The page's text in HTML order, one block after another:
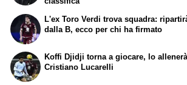
L'ex Toro Verdi trova squadra:
dalla B, ecco per chi ha firmato
Koffi Djidji torna a giocare, lo
Cristiano Lucarelli